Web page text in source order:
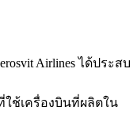
Airlines ได้ประสบ
ใช้เครื่องบินที่ผลิตใน